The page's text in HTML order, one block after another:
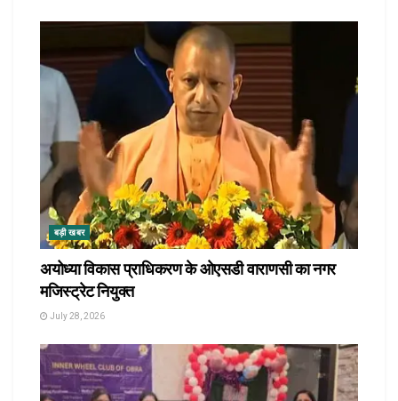
बड़ी खबर
अयोध्या विकास प्राधिकरण के ओएसडी वाराणसी का नगर
मजिस्ट्रेट नियुक्त
July 28, 2026